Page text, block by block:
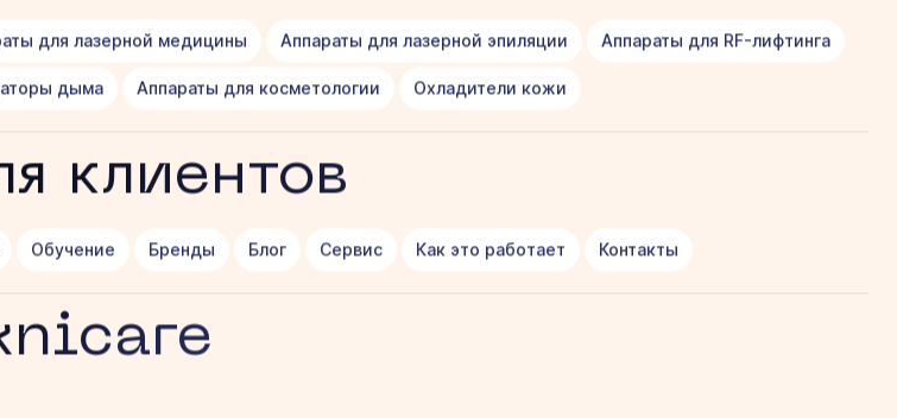
для лазерной медицины Аппараты для лазерной эпиляции Аппараты для RF-лифтинга
дыма Аппараты для косметологии Охладители кожи
клиентов
Обучение Бренды Блог Сервис Как это работает Контакты